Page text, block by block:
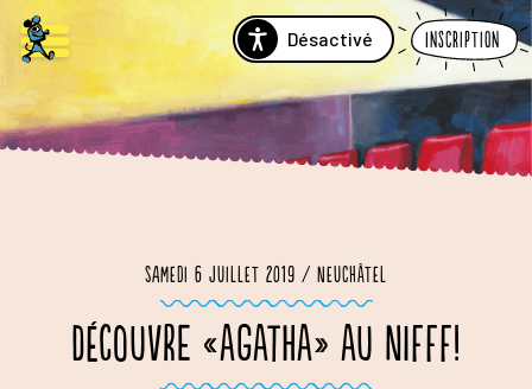
Désactivé Inscription
Samedi 6 juillet 2019 / Neuchâtel
DÉCOUVRE «AGATHA» AU NIFFF!